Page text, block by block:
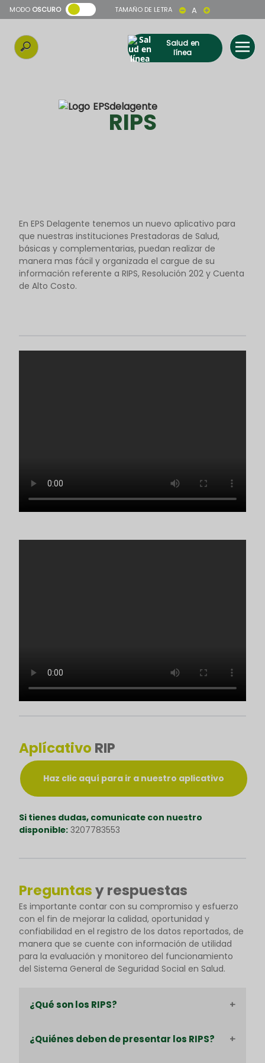
MODO OSCURO TAMAÑO DE LETRA A
Salud en
línea
RIPS
En EPS Delagente tenemos un nuevo aplicativo para
que nuestras instituciones Prestadoras de Salud,
básicas y complementarias, puedan realizar de
manera mas fácil y organizada el cargue de su
información referente a RIPS, Resolución 202 y Cuenta
de Alto Costo.
Aplícativo RIP
Haz clic aquí para ir a nuestro aplicativo
Si tienes dudas, comunicate con nuestro
disponible: 3207783553
Preguntasy respuestas
Es importante contar con su compromiso y esfuerzo
con el fin de mejorar la calidad, oportunidad y
confiabilidad en el registro de los datos reportados, de
manera que se cuente con información de utilidad
para la evaluación y monitoreo del funcionamiento
del Sistema General de Seguridad Social en Salud.
¿Qué son los RIPS?
De acuerdo a la Resolución 3374 de 2000
¿Quiénes deben de presentar los RIPS?